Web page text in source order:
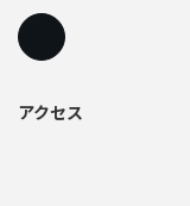
アクセス